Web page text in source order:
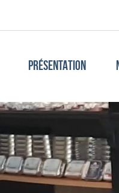
PRÉSENTATION